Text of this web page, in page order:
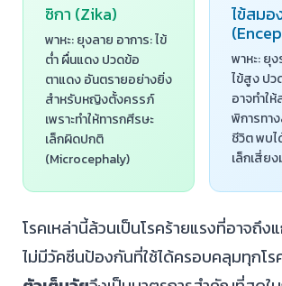
ซิกา (Zika)
พาหะ: ยุงลาย อาการ: ไข้
ต่ำ ผื่นแดง ปวดข้อ
ตาแดง อันตรายอย่างยิ่ง
สำหรับหญิงตั้งครรภ์
เพราะทำให้ทารกศีรษะ
เล็กผิดปกติ
(Microcephaly)
ไข้สมอ
พาหะ: ยุ
ไข้สูง ปว
อาจทำใ
พิการทา
ชีวิต พบไ
เล็กเสี่ย
โรคเหล่านี้ล้วนเป็นโรคร้ายแรงที่อาจถึง
ไม่มีวัคซีนป้องกันที่ใช้ได้ครอบคลุมทุกโร